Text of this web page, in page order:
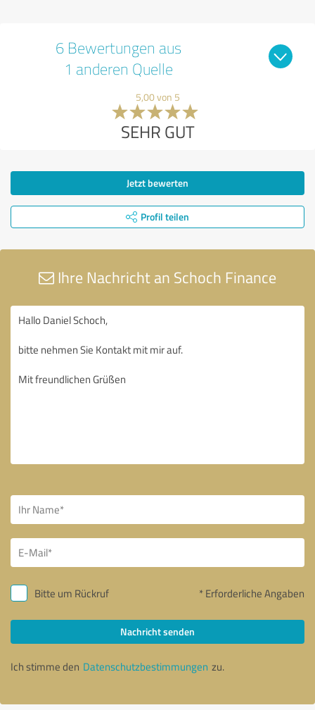
6 Bewertungen aus
1 anderen Quelle
5,00 von 5
SEHR GUT
Jetzt bewerten
Profil teilen
Ihre Nachricht an Schoch Finance
Bitte um Rückruf * Erforderliche Angaben
Nachricht senden
Ich stimme den Datenschutzbestimmungen zu.